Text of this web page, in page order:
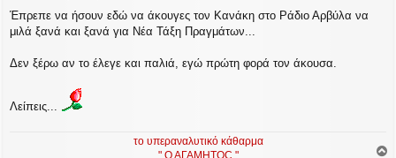
μ
ο
ί
η
Έπρεπε να ήσουν εδώ να άκουγες τον Κανάκη στο Ράδιο Αρβύλα να
μιλά ξανά και ξανά για Νέα Τάξη Πραγμάτων...
Δεν ξέρω αν το έλεγε και παλιά, εγώ πρώτη φορά τον άκουσα.
Λείπεις...
το υπεραναλυτικό κάθαρμα